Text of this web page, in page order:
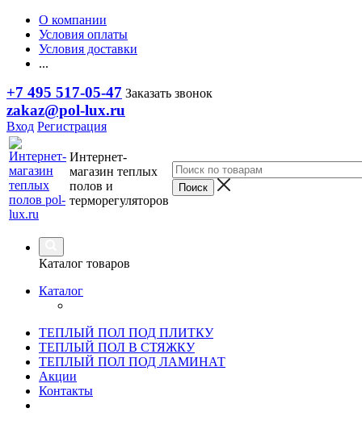
О компании
Условия оплаты
Условия доставки
...
+7 495 517-05-47 Заказать звонок
zakaz@pol-lux.ru
Вход Регистрация
Интернет-
магазин теплых
полов и
терморегуляторов
Каталог товаров
Каталог
ТЕПЛЫЙ ПОЛ ПОД ПЛИТКУ
ТЕПЛЫЙ ПОЛ В СТЯЖКУ
ТЕПЛЫЙ ПОЛ ПОД ЛАМИНАТ
Акции
Контакты